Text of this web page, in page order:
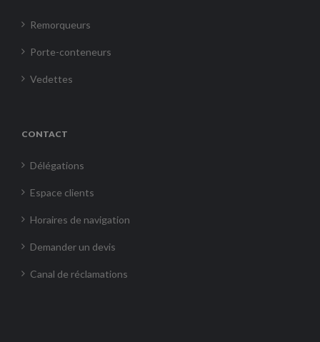
Remorqueurs
Porte-conteneurs
Vedettes
CONTACT
Délégations
Espace clients
Horaires de navigation
Demander un devis
Canal de réclamations